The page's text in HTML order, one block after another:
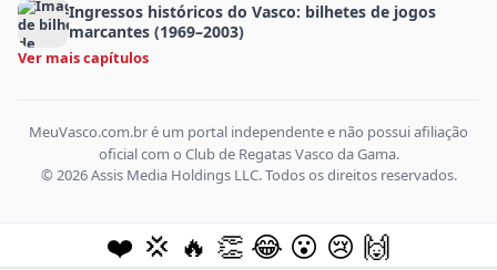
Ingressos históricos do Vasco: bilhetes de jogos
marcantes (1969–2003)
Ver mais capítulos
MeuVasco.com.br é um portal independente e não possui afiliação
oficial com o Club de Regatas Vasco da Gama.
© 2026 Assis Media Holdings LLC. Todos os direitos reservados.
❤️ 💢 🔥 👏 😂 😮 😢 🙌